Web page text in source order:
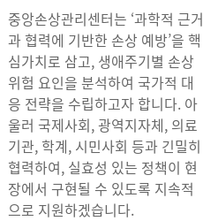
중앙손상관리센터는 ‘과학적 근거
과 협력에 기반한 손상 예방’을 핵
심가치로 삼고, 생애주기별 손상
위험 요인을 분석하여 국가적 대
응 전략을 수립하고자 합니다. 아
울러 국제사회, 광역지자체, 의료
기관, 학계, 시민사회 등과 긴밀히
협력하여, 실효성 있는 정책이 현
장에서 구현될 수 있도록 지속적
으로 지원하겠습니다.